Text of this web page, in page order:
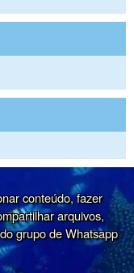
conteúdo, fazer
arquivos,
grupo de Whatsapp